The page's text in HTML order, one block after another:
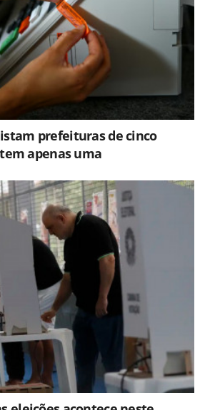
prefeituras de cinco
apenas uma